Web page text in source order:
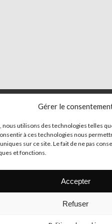
Gérer le
utilisons des technologies telles
à ces technologies nous
sur ce site. Le fait de ne pas
et fonctions.
Accepter
Refuser
2026 Tous droits